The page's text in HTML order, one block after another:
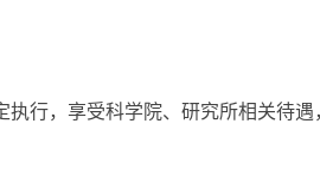
执行，享受科学院、研究所相关待